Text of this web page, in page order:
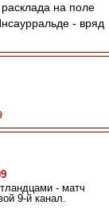
на поле
- вряд
- матч
9-й канал.